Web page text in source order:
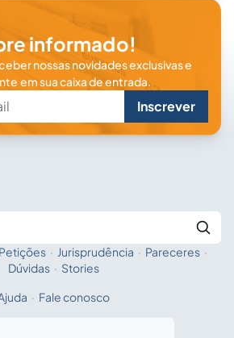
informado!
nossas novidades exclusivas e
em sua caixa de entrada.
Inscrever
Fale com a IA
Petições · Jurisprudência · Pareceres ·
Dúvidas · Stories
· Fale conosco